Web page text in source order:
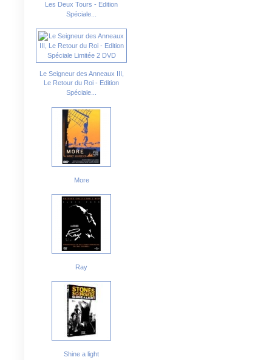
Les Deux Tours - Edition
Spéciale...
Le Seigneur des Anneaux III,
Le Retour du Roi - Edition
Spéciale...
More
Ray
Shine a light